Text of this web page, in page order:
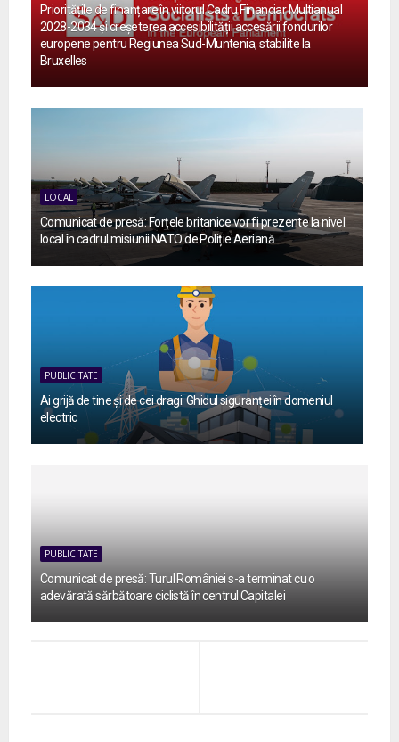
Prioritățile de finanțare în viitorul Cadru Financiar Multianual
2028-2034 și creșeterea accesibilității accesării fondurilor
europene pentru Regiunea Sud-Muntenia, stabilite la
Bruxelles
LOCAL
Comunicat de presă: Forțele britanice vor fi prezente la nivel
local în cadrul misiunii NATO de Poliție Aeriană.
PUBLICITATE
Ai grijă de tine și de cei dragi: Ghidul siguranței în domeniul
electric
PUBLICITATE
Comunicat de presă: Turul României s-a terminat cu o
adevărată sărbătoare ciclistă în centrul Capitalei